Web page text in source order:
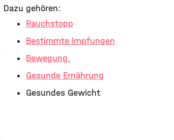
Dazu gehören:
Rauchstopp
Bestimmte Impfungen
Bewegung
Gesunde Ernährung
Gesundes Gewicht